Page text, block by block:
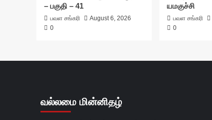
– பகுதி – 41
பவள சங்கரி
August 6, 2026
0
யமகுச்சி
பவள சங்கரி
0
வல்லமை மின்னிதழ்